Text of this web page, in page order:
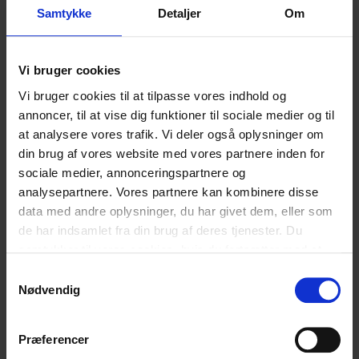
Samtykke Detaljer Om
Vi bruger cookies
Vi bruger cookies til at tilpasse vores indhold og
annoncer, til at vise dig funktioner til sociale medier og til
at analysere vores trafik. Vi deler også oplysninger om
din brug af vores website med vores partnere inden for
sociale medier, annonceringspartnere og
analysepartnere. Vores partnere kan kombinere disse
data med andre oplysninger, du har givet dem, eller som
de har indsamlet fra din brug af deres tjenester. Du
Nødvendig
Præferencer
Vores digitale praksis
Vores digitale praksis
Hvad synes du om vores artikel?
Den var god Ku’ være bedre
Relaterede